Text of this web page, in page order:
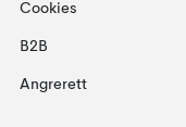
Cookies
B2B
Angrerett